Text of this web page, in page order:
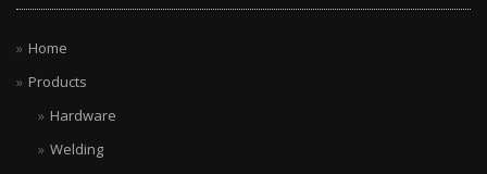
Home
Products
Hardware
Welding